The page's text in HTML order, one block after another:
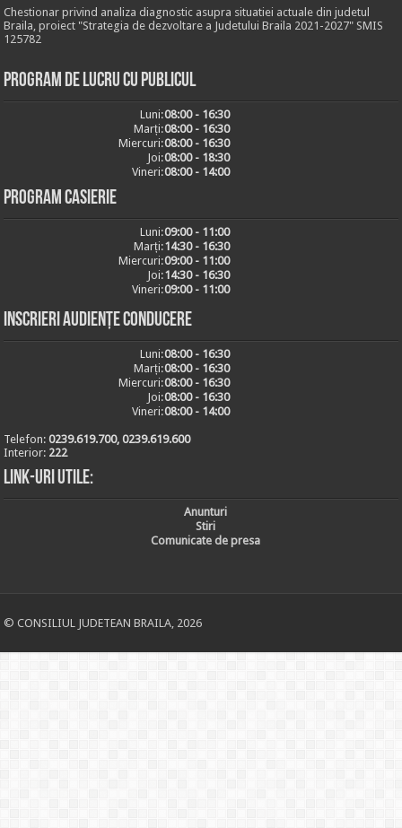
Chestionar privind analiza diagnostic asupra situatiei actuale din judetul
Braila, proiect "Strategia de dezvoltare a Judetului Braila 2021-2027" SMIS
125782
Program de lucru cu publicul
Luni:08:00 - 16:30
Marți:08:00 - 16:30
Miercuri:08:00 - 16:30
Joi:08:00 - 18:30
Vineri:08:00 - 14:00
Program casierie
Luni:09:00 - 11:00
Marți:14:30 - 16:30
Miercuri:09:00 - 11:00
Joi:14:30 - 16:30
Vineri:09:00 - 11:00
Inscrieri audiențe conducere
Luni:08:00 - 16:30
Marți:08:00 - 16:30
Miercuri:08:00 - 16:30
Joi:08:00 - 16:30
Vineri:08:00 - 14:00
Telefon:0239.619.700, 0239.619.600
Interior: 222
Link-uri utile:
Anunturi
Stiri
Comunicate de presa
© CONSILIUL JUDETEAN BRAILA, 2026